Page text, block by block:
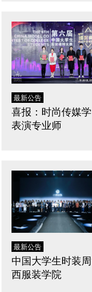
最新公告
喜报：时尚传媒
表演专业师
最新公告
中国大学生时装
西服装学院